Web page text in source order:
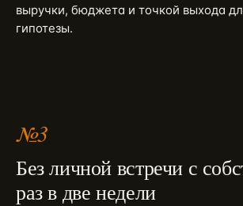
выручки, бюджета и точкой выхода
гипотезы.
№3
Без личной встречи с
раз в две недели